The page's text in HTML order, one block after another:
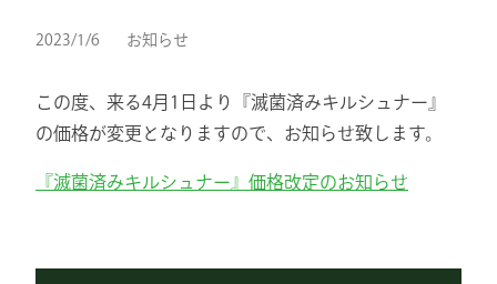
2023/1/6 お知らせ
この度、来る4月1日より『滅菌済みキルシュナー』
の価格が変更となりますので、お知らせ致します。
『滅菌済みキルシュナー』価格改定のお知らせ